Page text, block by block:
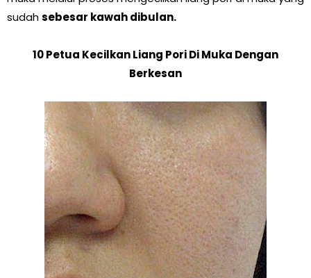
sudahsebesar kawah dibulan.
10 Petua Kecilkan Liang Pori Di Muka Dengan
Berkesan